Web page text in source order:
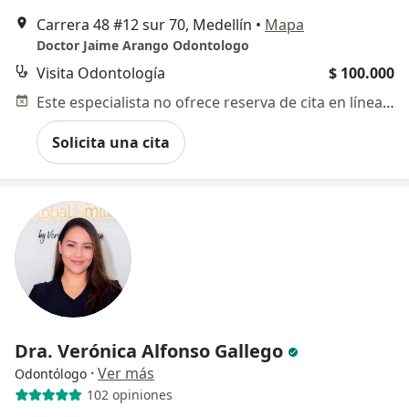
Carrera 48 #12 sur 70, Medellín • Mapa
Doctor Jaime Arango Odontologo
Visita Odontología
$ 100.000
Este especialista no ofrece reserva de cita en línea en esta dirección.
Solicita una cita
Dra. Verónica Alfonso Gallego
Odontólogo · Ver más
102 opiniones